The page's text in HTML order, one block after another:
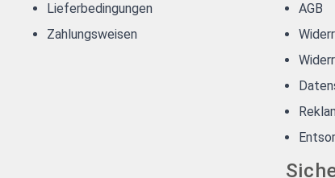
Lieferbedingungen
Zahlungsweisen
AGB